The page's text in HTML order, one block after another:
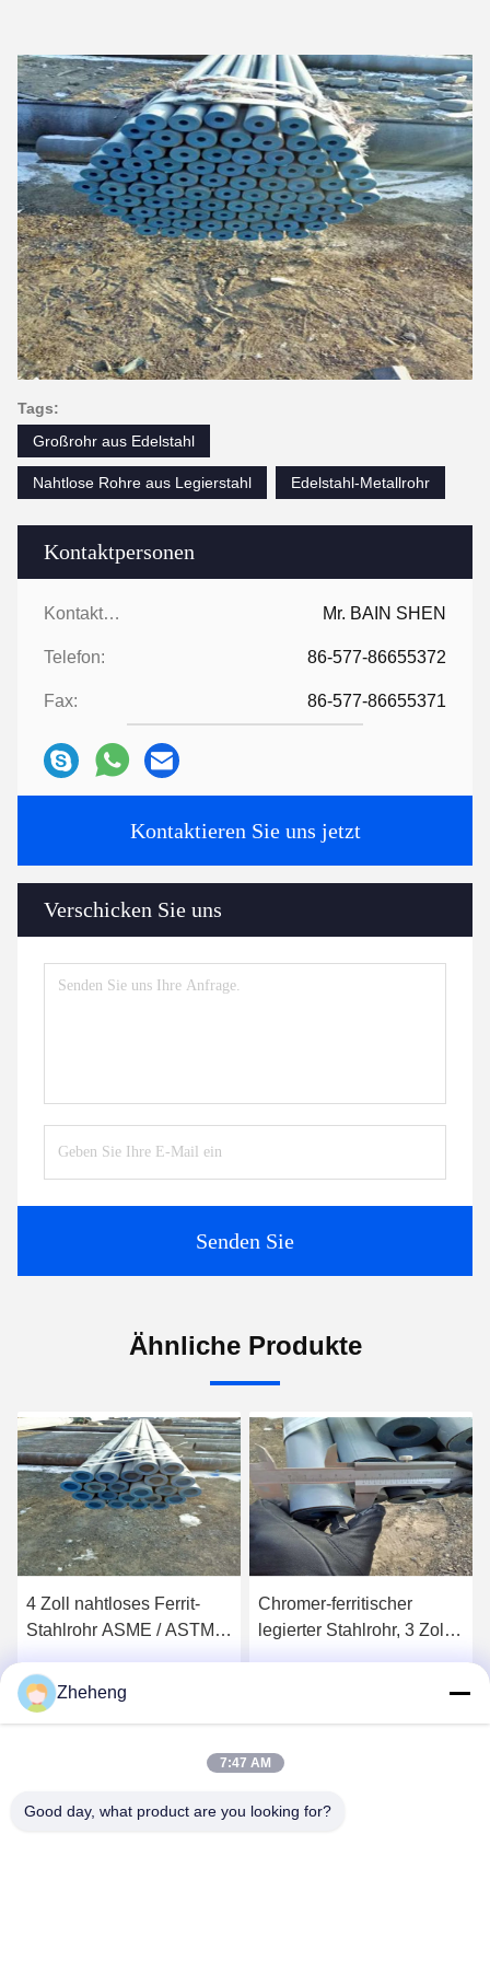
Kontaktpersonen
Kontaktpersonen: Mr. BAIN SHEN
Telefon: 86-577-86655372
Fax: 86-577-86655371
Kontaktieren Sie uns jetzt
Verschicken Sie uns
Senden Sie
Tags:
Großrohr aus Edelstahl
Nahtlose Rohre aus Legierstahl Edelstahl-Metallrohr
Ähnliche Produkte
4 Zoll nahtloses Ferrit-
Stahlrohr ASME / ASTM
Erhalten Sie besten Preis
Chromer-ferritischer
legierter Stahlrohr, 3 Zoll
Zheheng
7:47 AM
Good day, what product are you looking for?